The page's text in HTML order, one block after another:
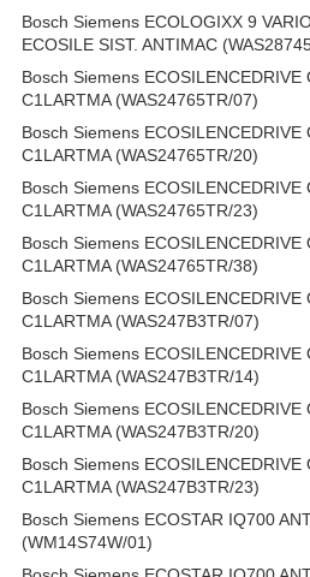
Bosch Siemens ECOLOGIXX 9
ECOSILE SIST. ANTIMAC
Bosch Siemens ECOSILENCEDRIVE
C1LARTMA (WAS24765TR/07)
Bosch Siemens ECOSILENCEDRIVE
C1LARTMA (WAS24765TR/20)
Bosch Siemens ECOSILENCEDRIVE
C1LARTMA (WAS24765TR/23)
Bosch Siemens ECOSILENCEDRIVE
C1LARTMA (WAS24765TR/38)
Bosch Siemens ECOSILENCEDRIVE
C1LARTMA (WAS247B3TR/07)
Bosch Siemens ECOSILENCEDRIVE
C1LARTMA (WAS247B3TR/14)
Bosch Siemens ECOSILENCEDRIVE
C1LARTMA (WAS247B3TR/20)
Bosch Siemens ECOSILENCEDRIVE
C1LARTMA (WAS247B3TR/23)
Bosch Siemens ECOSTAR IQ700
(WM14S74W/01)